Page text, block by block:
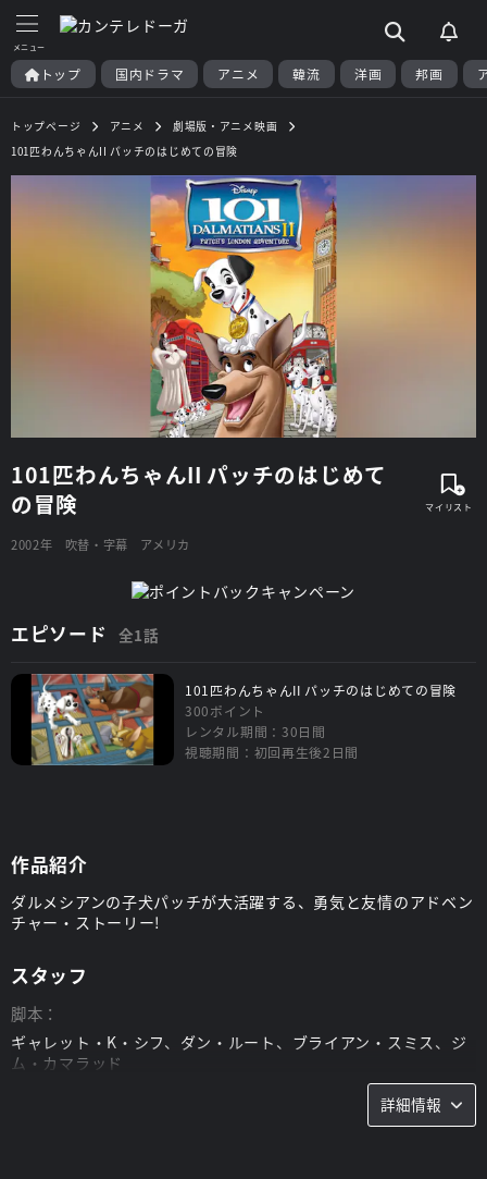
トップ 国内ドラマ アニメ 韓流 洋画 邦画
トップページ アニメ
劇場版・アニメ映画
101匹わんちゃんII パッチのはじめての冒険
101匹わんちゃんII パッチのはじめて
の冒険
2002年 吹替・字幕 アメリカ
エピソード 全1話
101匹わんちゃんII パッチのはじめての冒険
300ポイント
レンタル期間：30日間
視聴期間：初回再生後2日間
作品紹介
ダルメシアンの子犬パッチが大活躍する、勇気と友情のアドベン
チャー・ストーリー!
スタッフ
脚本：
ギャレット・K・シフ、ダン・ルート、ブライアン・スミス、ジ
ム・カマラッド
詳細情報